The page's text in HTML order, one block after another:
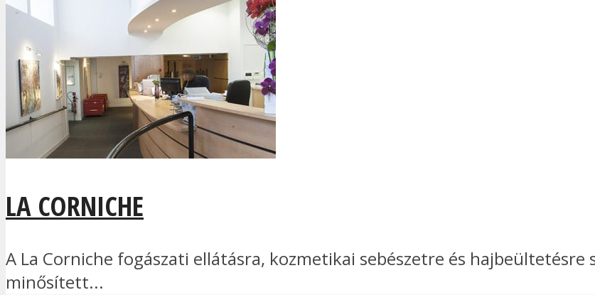
LA CORNICHE
A La Corniche fogászati ellátásra, kozmetikai sebészetre és
minősített...